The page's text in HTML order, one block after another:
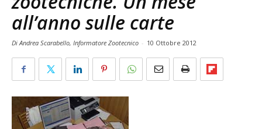
all’anno sulle carte
Di Andrea Scarabello, Informatore Zootecnico - 10 Ottobre 2012